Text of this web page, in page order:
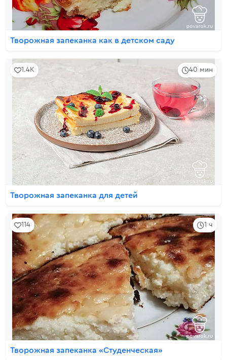
Творожная запеканка как в детском саду
40 мин
1.4K
Творожная запеканка для детей
1 ч
114
Творожная запеканка «Студенческая»